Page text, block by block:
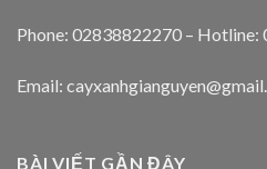
Phone: 02838822270 – Hotline:
Email:
BÀI VIẾT GẦN ĐÂY